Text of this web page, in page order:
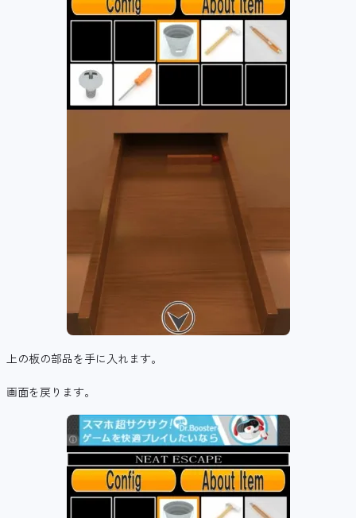
上の板の部品を手に入れます。
画面を戻ります。